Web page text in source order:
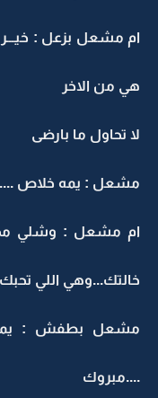
ام مشعل بزعل :
هي من الاخر
لا تحاول ما بارضى
مشعل : يمه خلاص ....
ام مشعل : وشلي
خالتك...وهي اللي
مشعل بطفش : يمه
....مبروك